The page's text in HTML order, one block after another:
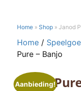
Home » Shop » Janod
Home /
Pure – Banjo
Aanbieding!
Janod